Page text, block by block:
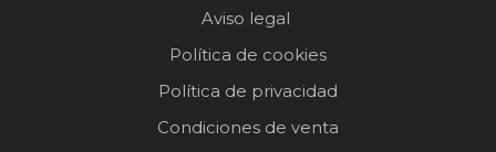
Aviso legal
Política de cookies
Política de privacidad
Condiciones de venta